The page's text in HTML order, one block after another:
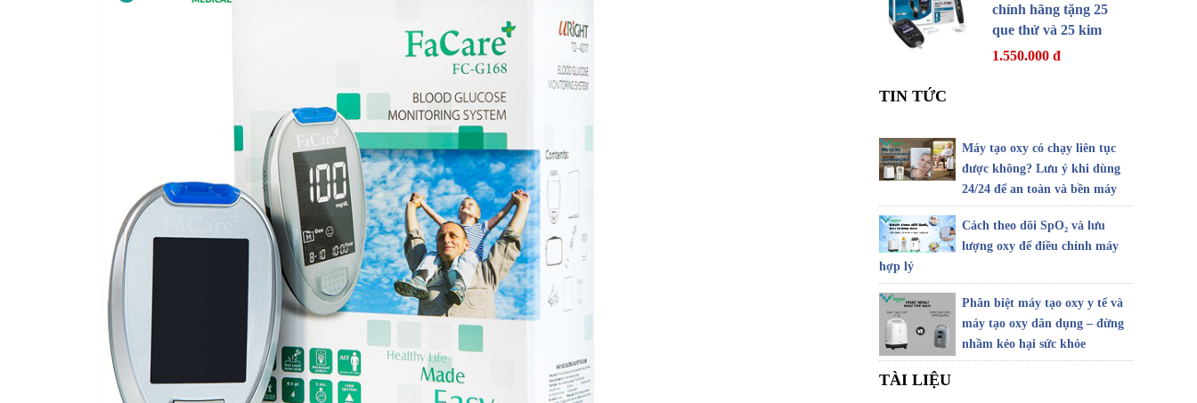
chính hãng tặng 25
que thử và 25 kim
1.550.000 đ
TIN TỨC
Máy tạo oxy có chạy liên tục
được không? Lưu ý khi dùng
24/24 để an toàn và bền máy
Cách theo dõi SpO₂ và lưu
lượng oxy để điều chỉnh máy
hợp lý
Phân biệt máy tạo oxy y tế và
máy tạo oxy dân dụng – đừng
nhầm kẻo hại sức khỏe
TÀI LIỆU